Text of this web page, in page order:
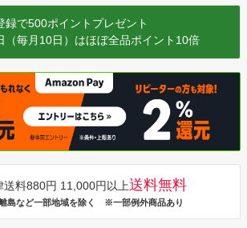
録で500ポイントプレゼント
（毎月10日）はほぼ全品ポイント10倍
送料880円 11,000円以上送料無料
島など一部地域を除く ※一部例外商品あり